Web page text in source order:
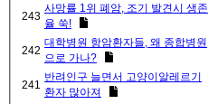
243
사망률 1위 폐암, 조기 발견시 생존
율 쑥!
242
대학병원 항암환자들, 왜 종합병원
으로 가나?
241
반려인구 늘면서 고양이알레르기
환자 많아져